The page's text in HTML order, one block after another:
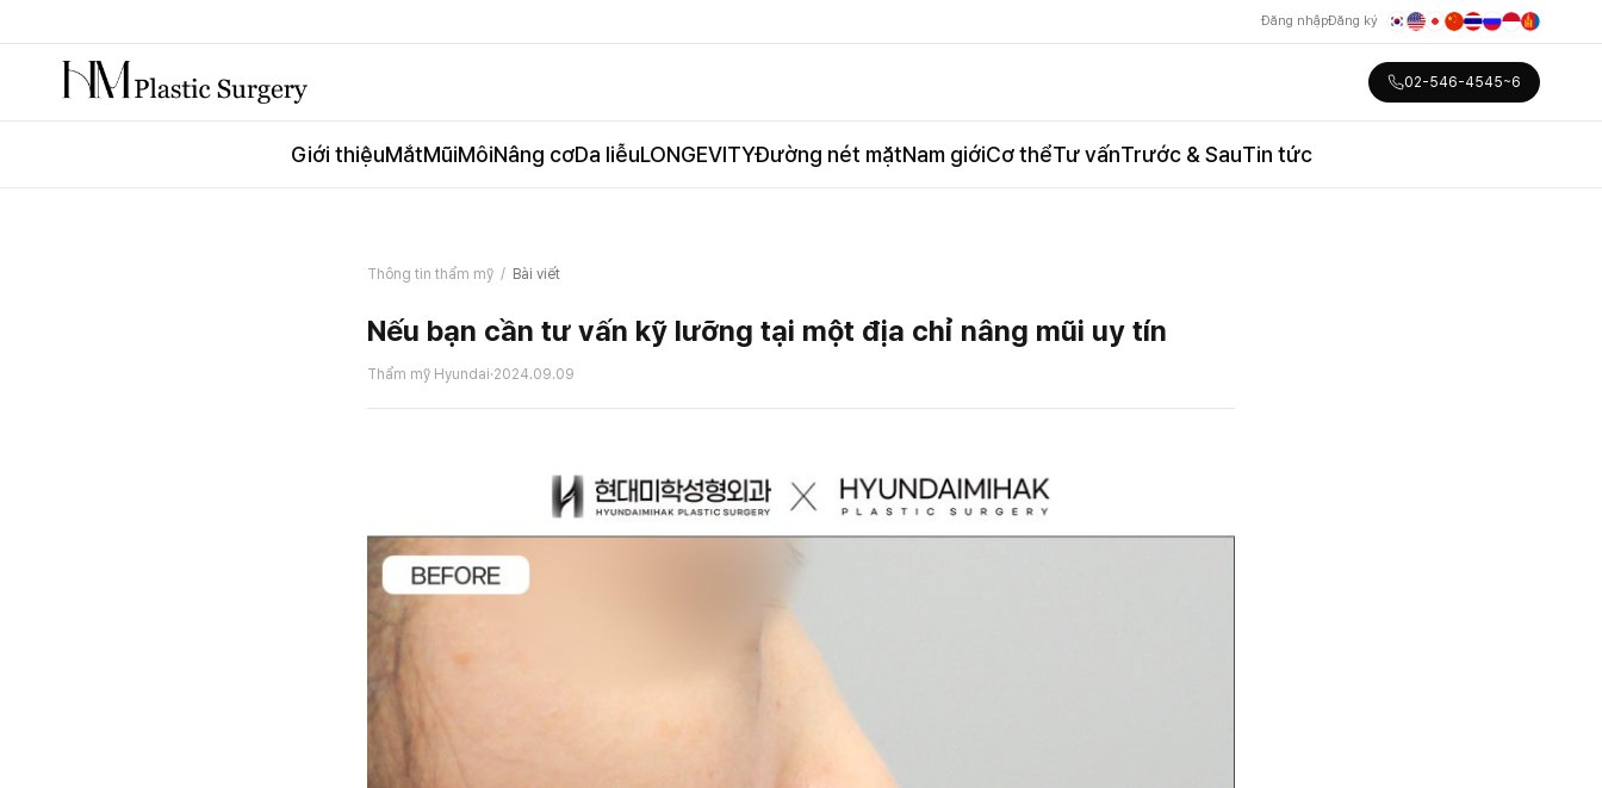
Đăng nhậpĐăng ký
02-546-4545~6
Giới thiệuMắtMũiMôiNâng cơDa liễuLONGEVITYĐường nét mặtNam giớiCơ thểTư vấnTrước & SauTin tức
Thông tin thẩm mỹ / Bài viết
Nếu bạn cần tư vấn kỹ lưỡng tại một địa chỉ nâng mũi uy tín
Thẩm mỹ Hyundai·2024.09.09